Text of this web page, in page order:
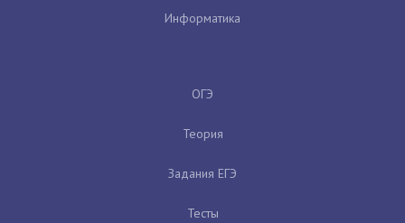
Информатика
ОГЭ
Теория
Задания ЕГЭ
Тесты